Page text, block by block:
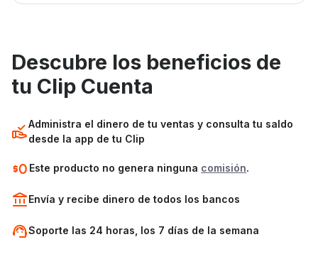
identidad con tu código o biométricos.
Descubre los beneficios de
tu Clip Cuenta
Administra el dinero de tu ventas y consulta tu saldo
desde la app de tu Clip
Este producto no genera ninguna comisión.
Envía y recibe dinero de todos los bancos
Soporte las 24 horas, los 7 días de la semana